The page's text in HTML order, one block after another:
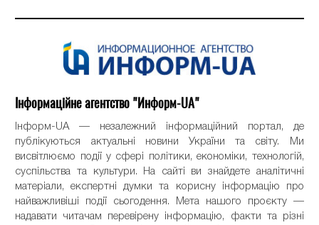
Інформаційне агентство "Информ-UA"
Інформ-UA — незалежний інформаційний портал, де
публікуються актуальні новини України та світу. Ми
висвітлюємо події у сфері політики, економіки, технологій,
суспільства та культури. На сайті ви знайдете аналітичні
матеріали, експертні думки та корисну інформацію про
найважливіші події сьогодення. Мета нашого проєкту —
надавати читачам перевірену інформацію, факти та різні